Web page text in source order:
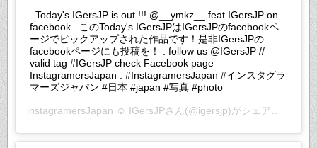
. Today's IGersJP is out !!! @__ymkz__ feat IGersJP on
facebook . このToday's IGersJPはIGersJPのfacebookペ
ージでピックアップされた作品です！是非IGersJPの
facebookページにも投稿を！ : follow us @IGersJP //
valid tag #IGersJP check Facebook page
InstagramersJapan : #InstagramersJapan #インスタグラ
マーズジャパン #日本 #japan #写真 #photo
instagramersJapan ☺︎ IGersJPさん(@igersjp)がシェアした投稿 –